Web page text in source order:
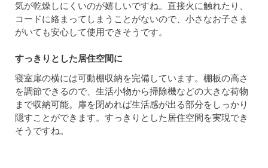
気が乾燥しにくいのが嬉しいですね。直接火に触れたり、
コードに絡まってしまうことがないので、小さなお子さま
がいても安心して使用できそうです。
すっきりとした居住空間に
寝室扉の横には可動棚収納を完備しています。棚板の高さ
を調節できるので、生活小物から掃除機などの大きな荷物
まで収納可能。扉を閉めれば生活感が出る部分をしっかり
隠すことができます。すっきりとした居住空間を実現でき
そうですね。